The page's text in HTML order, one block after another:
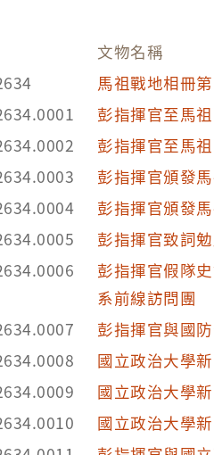
文物名稱
馬祖戰地相冊
彭指揮官至馬
彭指揮官至馬
彭指揮官頒發
彭指揮官頒發
彭指揮官致詞
彭指揮官假隊
系前線訪問團
彭指揮官與國
國立政治大學
國立政治大學
國立政治大學